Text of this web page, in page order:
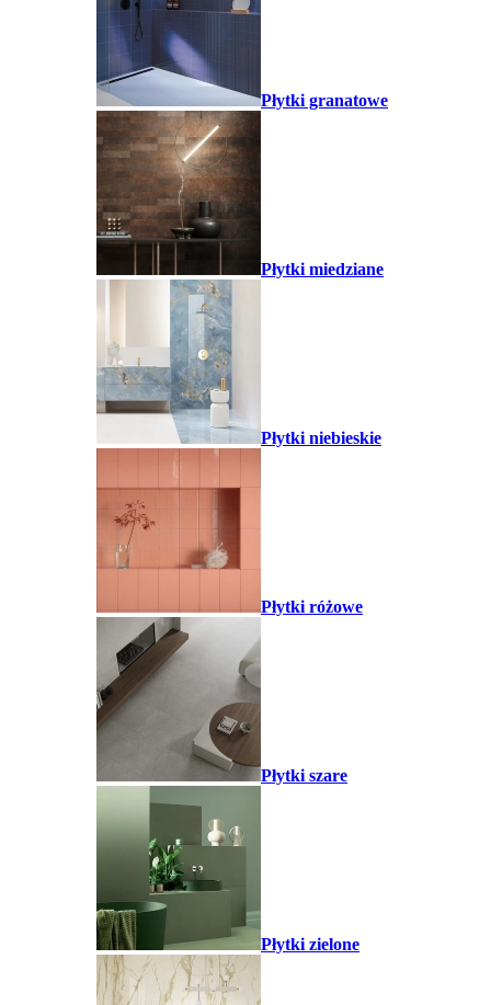
Płytki granatowe
Płytki miedziane
Płytki niebieskie
Płytki różowe
Płytki szare
Płytki zielone